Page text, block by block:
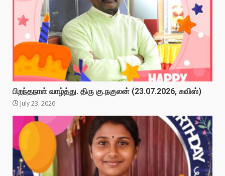
பிறந்தநாள் வாழ்த்து. திரு கு.நகுலன் (23.07.2026, சுவிஸ்)
July 23, 2026